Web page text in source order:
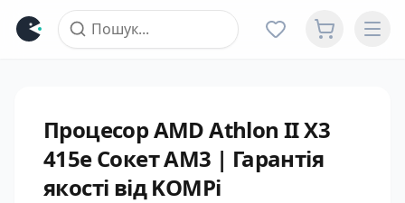
Процесор AMD Athlon II X3
415e Сокет AM3 | Гарантія
якості від KOMPi